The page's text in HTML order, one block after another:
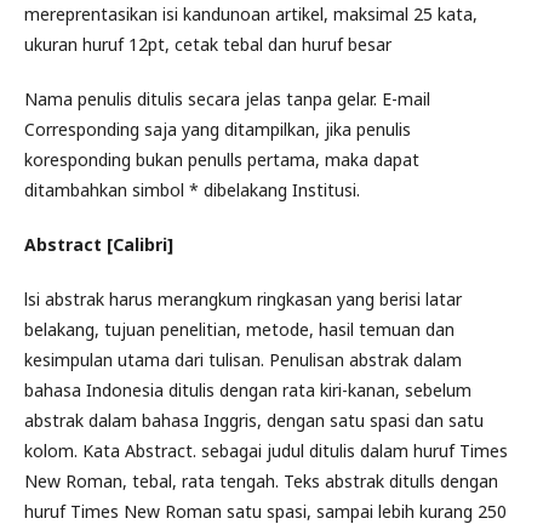
mereprentasikan isi kandunoan artikel, maksimal 25 kata,
ukuran huruf 12pt, cetak tebal dan huruf besar
Nama penulis ditulis secara jelas tanpa gelar. E-mail
Corresponding saja yang ditampilkan, jika penulis
koresponding bukan penulls pertama, maka dapat
ditambahkan simbol * dibelakang Institusi.
Abstract [Calibri]
lsi abstrak harus merangkum ringkasan yang berisi latar
belakang, tujuan penelitian, metode, hasil temuan dan
kesimpulan utama dari tulisan. Penulisan abstrak dalam
bahasa Indonesia ditulis dengan rata kiri-kanan, sebelum
abstrak dalam bahasa Inggris, dengan satu spasi dan satu
kolom. Kata Abstract. sebagai judul ditulis dalam huruf Times
New Roman, tebal, rata tengah. Teks abstrak ditulls dengan
huruf Times New Roman satu spasi, sampai lebih kurang 250